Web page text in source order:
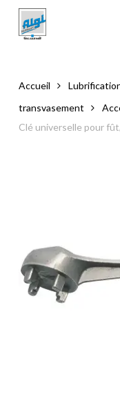
main
Accueil
transvasement
Clé universelle pour